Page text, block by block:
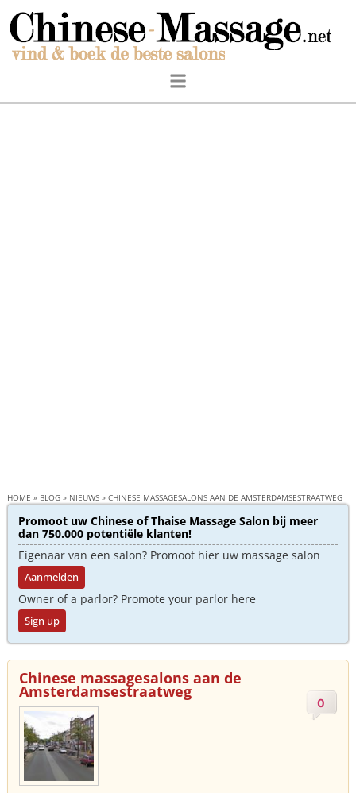
HOME » BLOG » NIEUWS » CHINESE MASSAGESALONS AAN DE AMSTERDAMSESTRAATWEG
Promoot uw Chinese of Thaise Massage Salon bij meer
dan 750.000 potentiële klanten!
Eigenaar van een salon? Promoot hier uw massage salon
Aanmelden
Owner of a parlor? Promote your parlor here
Sign up
Chinese massagesalons aan de
Amsterdamsestraatweg
0